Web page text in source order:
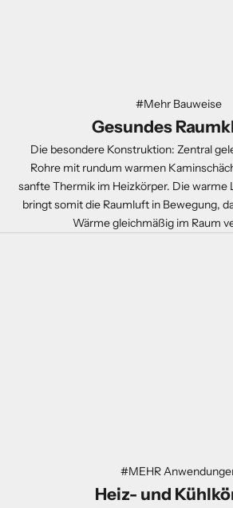
#Mehr Bauweise
Gesundes
Die besondere Konstruktion: Zentral
Rohre mit rundum warmen
sanfte Thermik im Heizkörper. Die warme
bringt somit die Raumluft in Bewegung,
Wärme gleichmäßig im Raum
#MEHR
Heiz- und Kühl